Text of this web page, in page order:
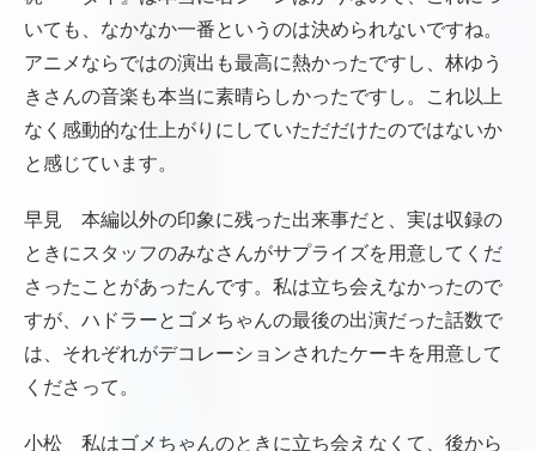
いても、なかなか一番というのは決められないですね。
アニメならではの演出も最高に熱かったですし、林ゆう
きさんの音楽も本当に素晴らしかったですし。これ以上
なく感動的な仕上がりにしていただだけたのではないか
と感じています。
早見 本編以外の印象に残った出来事だと、実は収録の
ときにスタッフのみなさんがサプライズを用意してくだ
さったことがあったんです。私は立ち会えなかったので
すが、ハドラーとゴメちゃんの最後の出演だった話数で
は、それぞれがデコレーションされたケーキを用意して
くださって。
小松 私はゴメちゃんのときに立ち会えなくて、後から